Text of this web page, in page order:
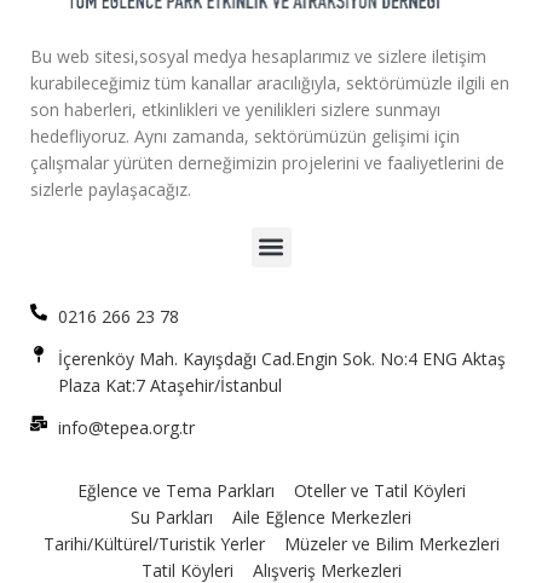
Bu web sitesi,sosyal medya hesaplarımız ve sizlere iletişim
kurabileceğimiz tüm kanallar aracılığıyla, sektörümüzle ilgili en
son haberleri, etkinlikleri ve yenilikleri sizlere sunmayı
hedefliyoruz. Aynı zamanda, sektörümüzün gelişimi için
çalışmalar yürüten derneğimizin projelerini ve faaliyetlerini de
sizlerle paylaşacağız.
0216 266 23 78
İçerenköy Mah. Kayışdağı Cad.Engin Sok. No:4 ENG Aktaş
Plaza Kat:7 Ataşehir/İstanbul
info@tepea.org.tr
Eğlence ve Tema Parkları
Oteller ve Tatil Köyleri
Su Parkları
Aile Eğlence Merkezleri
Tarihi/Kültürel/Turistik Yerler
Müzeler ve Bilim Merkezleri
Tatil Köyleri
Alışveriş Merkezleri